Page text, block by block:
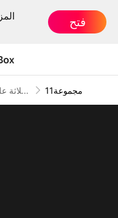
فتح
بعد طردوني من المنزل، نادم أشقائي الثلاثة على ذلك 11مجموعة